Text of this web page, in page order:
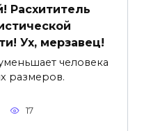
Расхититель
Ух, мерзавец!
человека
размеров.
17